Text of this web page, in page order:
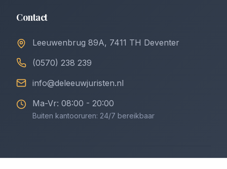
Contact
Leeuwenbrug 89A, 7411 TH Deventer
(0570) 238 239
info@deleeuwjuristen.nl
Ma-Vr: 08:00 - 20:00
Buiten kantooruren: 24/7 bereikbaar